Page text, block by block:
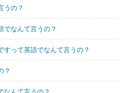
うの？
でなんて言うの？
すって英語でなんて言うの？
？